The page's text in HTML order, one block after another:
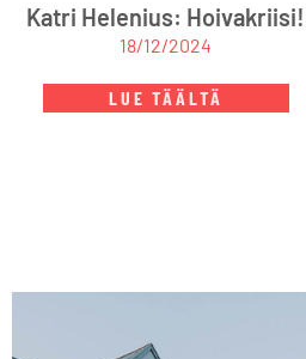
Katri Helenius: Hoivakriisi!
18/12/2024
LUE TÄÄLTÄ